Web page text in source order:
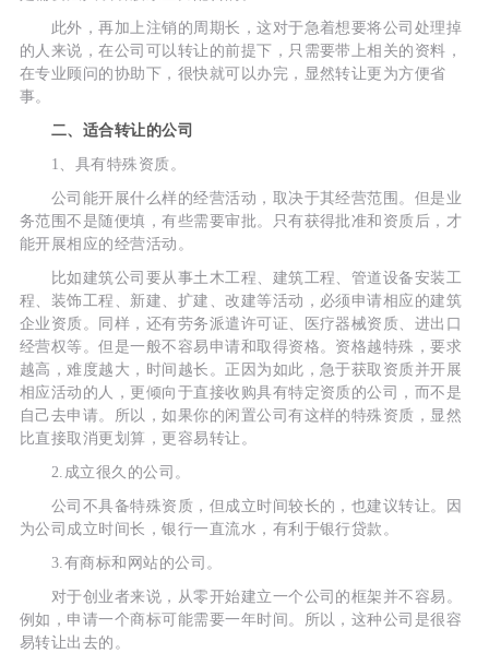
此外，再加上注销的周期长，这对于急着想要将公司处理掉
的人来说，在公司可以转让的前提下，只需要带上相关的资料，
在专业顾问的协助下，很快就可以办完，显然转让更为方便省
事。
二、适合转让的公司
1、具有特殊资质。
公司能开展什么样的经营活动，取决于其经营范围。但是业
务范围不是随便填，有些需要审批。只有获得批准和资质后，才
能开展相应的经营活动。
比如建筑公司要从事土木工程、建筑工程、管道设备安装工
程、装饰工程、新建、扩建、改建等活动，必须申请相应的建筑
企业资质。同样，还有劳务派遣许可证、医疗器械资质、进出口
经营权等。但是一般不容易申请和取得资格。资格越特殊，要求
越高，难度越大，时间越长。正因为如此，急于获取资质并开展
相应活动的人，更倾向于直接收购具有特定资质的公司，而不是
自己去申请。所以，如果你的闲置公司有这样的特殊资质，显然
比直接取消更划算，更容易转让。
2.成立很久的公司。
公司不具备特殊资质，但成立时间较长的，也建议转让。因
为公司成立时间长，银行一直流水，有利于银行贷款。
3.有商标和网站的公司。
对于创业者来说，从零开始建立一个公司的框架并不容易。
例如，申请一个商标可能需要一年时间。所以，这种公司是很容
易转让出去的。